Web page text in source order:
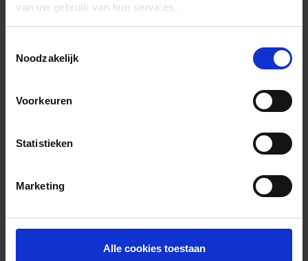
van uw gebruik van hun services.
Noodzakelijk
Voorkeuren
Statistieken
Marketing
Alle cookies toestaan